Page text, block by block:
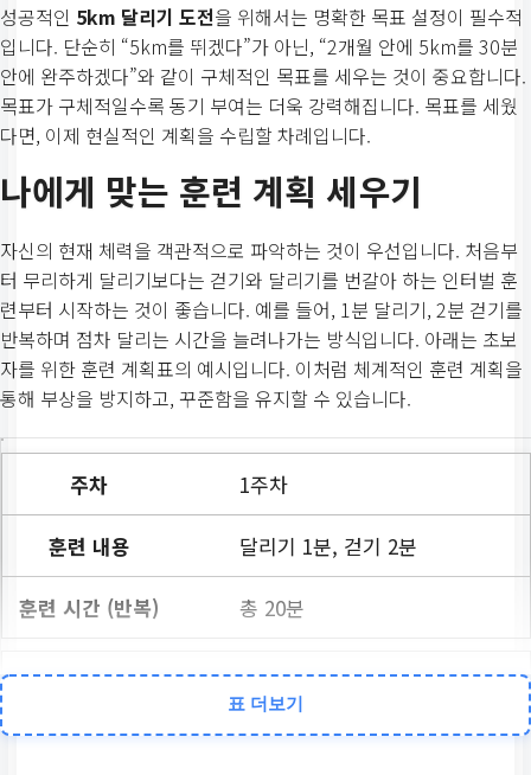
성공적인 5km 달리기 도전을 위해서는 명확한 목표 설정이 필수적
입니다. 단순히 “5km를 뛰겠다”가 아닌, “2개월 안에 5km를 30분
안에 완주하겠다”와 같이 구체적인 목표를 세우는 것이 중요합니다.
목표가 구체적일수록 동기 부여는 더욱 강력해집니다. 목표를 세웠
다면, 이제 현실적인 계획을 수립할 차례입니다.
나에게 맞는 훈련 계획 세우기
자신의 현재 체력을 객관적으로 파악하는 것이 우선입니다. 처음부
터 무리하게 달리기보다는 걷기와 달리기를 번갈아 하는 인터벌 훈
련부터 시작하는 것이 좋습니다. 예를 들어, 1분 달리기, 2분 걷기를
반복하며 점차 달리는 시간을 늘려나가는 방식입니다. 아래는 초보
자를 위한 훈련 계획표의 예시입니다. 이처럼 체계적인 훈련 계획을
통해 부상을 방지하고, 꾸준함을 유지할 수 있습니다.
1주차
달리기 1분, 걷기 2분
총 20분
2주차
달리기 2분, 걷기 1분
표 더보기